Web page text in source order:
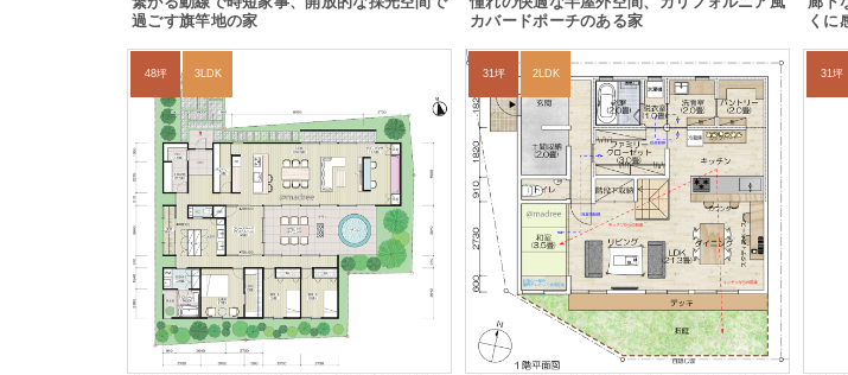
過ごす旗竿地の家
カバードポーチのある家
くに
48坪 3LDK 31坪 2LDK 31坪